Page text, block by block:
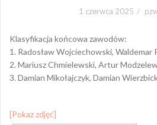
1 czerwca 2025
Klasyfikacja końcowa zawodów:
1. Radosław Wojciechowski, Waldemar
2. Mariusz Chmielewski, Artur
3. Damian Mikołajczyk, Damian
[Pokaz zdjęć]